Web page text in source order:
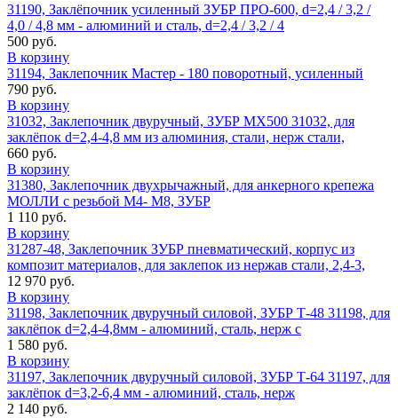
31190, Заклёпочник усиленный ЗУБР ПРО-600, d=2,4 / 3,2 /
4,0 / 4,8 мм - алюминий и сталь, d=2,4 / 3,2 / 4
500 руб.
В корзину
31194, Заклепочник Мастер - 180 поворотный, усиленный
790 руб.
В корзину
31032, Заклепочник двуручный, ЗУБР МХ500 31032, для
заклёпок d=2,4-4,8 мм из алюминия, стали, нерж cтали,
660 руб.
В корзину
31380, Заклепочник двухрычажный, для анкерного крепежа
МОЛЛИ с резьбой М4- М8, ЗУБР
1 110 руб.
В корзину
31287-48, Заклепочник ЗУБР пневматический, корпус из
композит материалов, для заклепок из нержав стали, 2,4-3,
12 970 руб.
В корзину
31198, Заклепочник двуручный силовой, ЗУБР Т-48 31198, для
заклёпок d=2,4-4,8мм - алюминий, сталь, нерж с
1 580 руб.
В корзину
31197, Заклепочник двуручный силовой, ЗУБР Т-64 31197, для
заклёпок d=3,2-6,4 мм - алюминий, сталь, нерж
2 140 руб.